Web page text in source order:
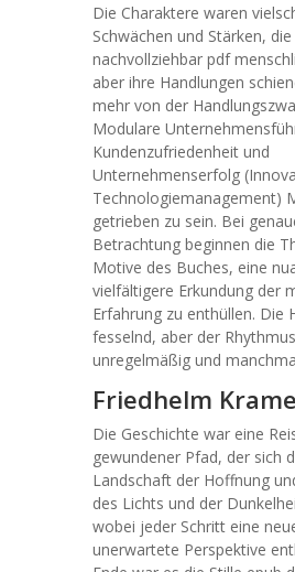
Die Charaktere waren
Schwächen und Stärken, die
nachvollziehbar pdf
aber ihre Handlungen
mehr von der
Modulare
Kundenzufriedenheit und
Unternehmenserfolg
Technologiemanagement)
getrieben zu sein. Bei
Betrachtung beginnen die
Motive des Buches, eine
vielfältigere Erkundung der
Erfahrung zu enthüllen. Die
fesselnd, aber der
unregelmäßig und
Friedhelm
Die Geschichte war eine
gewundener Pfad, der sich
Landschaft der Hoffnung
des Lichts und der
wobei jeder Schritt eine
unerwartete Perspektive